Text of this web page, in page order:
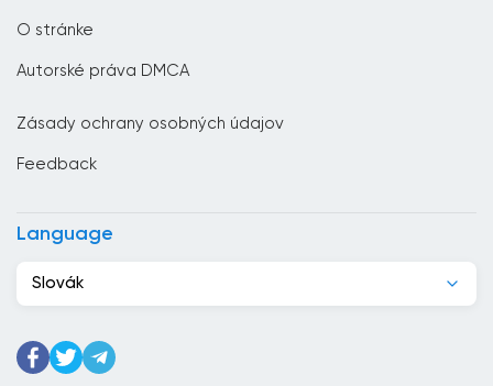
Cyprus
Dánsko
Ekvádor
O stránke
Autorské práva DMCA
Zásady ochrany osobných údajov
Feedback
Language
Slovák